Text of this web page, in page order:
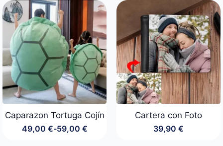
era:
59,00 €.
es:
49,00 €.
Caparazon Tortuga Cojín
49,00 €-59,00 €
Rango
Cartera con Foto
39,90 €